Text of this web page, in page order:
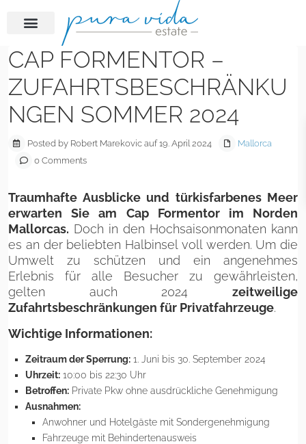
CAP FORMENTOR –
ZUFAHRTSBESCHRÄNKU
NGEN SOMMER 2024
Posted by Robert Marekovic auf 19. April 2024
Mallorca
0 Comments
Traumhafte Ausblicke und türkisfarbenes Meer
erwarten Sie am Cap Formentor im Norden
Mallorcas. Doch in den Hochsaisonmonaten kann
es an der beliebten Halbinsel voll werden. Um die
Umwelt zu schützen und ein angenehmes
Erlebnis für alle Besucher zu gewährleisten,
gelten auch 2024 zeitweilige
Zufahrtsbeschränkungen für Privatfahrzeuge.
Wichtige Informationen:
Zeitraum der Sperrung: 1. Juni bis 30. September 2024
Uhrzeit: 10:00 bis 22:30 Uhr
Betroffen: Private Pkw ohne ausdrückliche Genehmigung
Ausnahmen:
Anwohner und Hotelgäste mit Sondergenehmigung
Fahrzeuge mit Behindertenausweis